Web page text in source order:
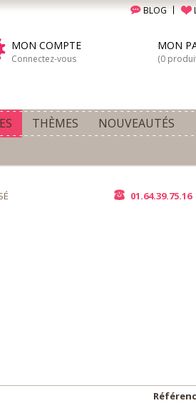
BLOG
MON COMPTE
Connectez-vous
MON
(0
THÈMES NOUVEAUTÉS
01.64.39.75.16